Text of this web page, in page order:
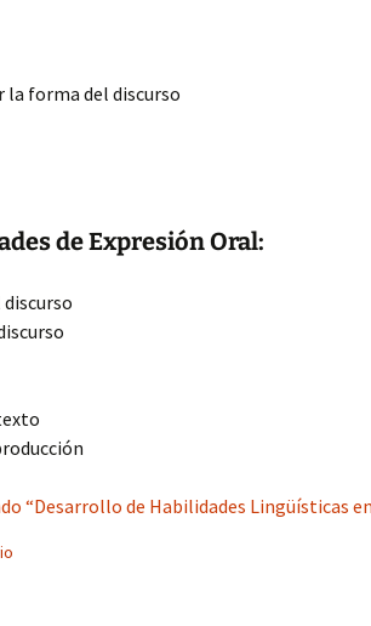
la forma del discurso
de Expresión Oral:
“Desarrollo de Habilidades Lingüísticas